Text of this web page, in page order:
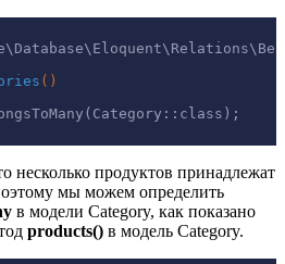
()
несколько продуктов принадлежат
мы можем определить
в модели Category, как показано
products() в модель Category.